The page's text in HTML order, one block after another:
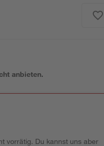
anbieten.
vorrätig. Du kannst uns aber